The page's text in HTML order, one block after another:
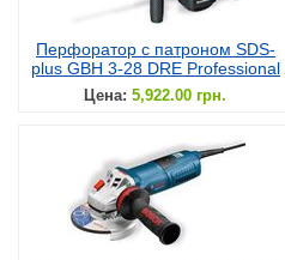
Перфоратор с патроном SDS-
plus GBH 3-28 DRE Professional
Цена: 5,922.00 грн.